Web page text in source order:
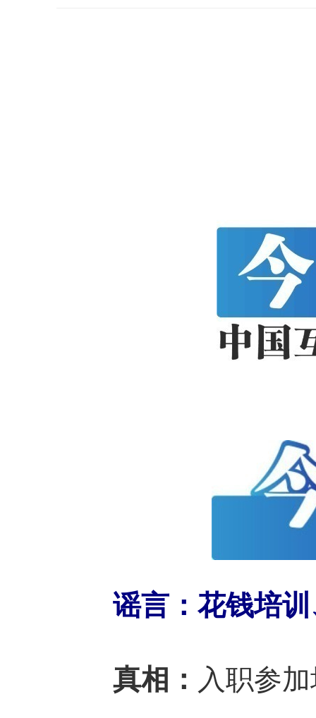
谣言：花钱培
真相： 入职参